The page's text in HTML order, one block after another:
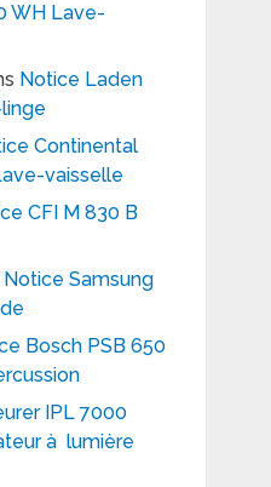
WH Lave-
Notice Laden
Continental
vaisselle
CFI M 830 B
Notice Samsung
Bosch PSB 650
IPL 7000
à lumière